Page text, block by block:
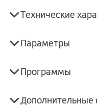
Технические
Параметры
Программы
Дополнительные